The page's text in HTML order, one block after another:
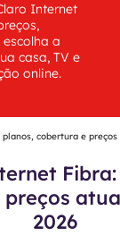
Internet
escolha a
casa, TV e
online.
cobertura e preços
2026